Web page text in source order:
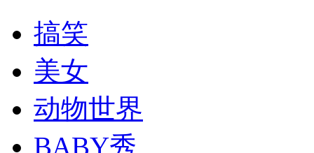
司机酒驾遇交警 急速倒车逃窜
搞笑
美女
动物世界
BABY秀